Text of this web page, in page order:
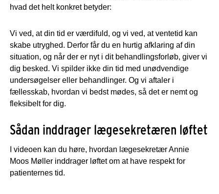
hvad det helt konkret betyder:
Vi ved, at din tid er værdifuld, og vi ved, at ventetid kan
skabe utryghed. Derfor får du en hurtig afklaring af din
situation, og når der er nyt i dit behandlingsforløb, giver vi
dig besked. Vi spilder ikke din tid med unødvendige
undersøgelser eller behandlinger. Og vi aftaler i
fællesskab, hvordan vi bedst mødes, så det er nemt og
fleksibelt for dig.
Sådan inddrager lægesekretæren løftet
I videoen kan du høre, hvordan lægesekretær Annie
Moos Møller inddrager løftet om at have respekt for
patienternes tid.